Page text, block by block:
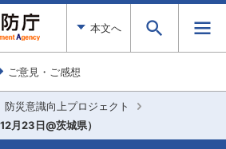
本文へ
ご意見・ご感想
防災意識向上プロジェクト
月23日@茨城県）